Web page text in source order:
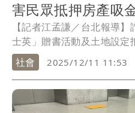
害民眾抵押房產吸
【記者江孟謙／台北報導
士英」贈書活動及土地設定
資興趣的民眾點擊加入投顧
手土地代書等人進而誘騙被
人受害，總受騙金額高達4
搜索，將以王姓男子為首的
社會 2025/12/11 11:53